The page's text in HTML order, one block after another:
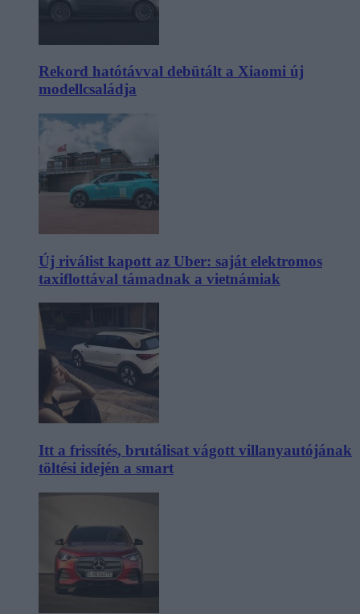
Rekord hatótávval debütált a Xiaomi új
modellcsaládja
Új riválist kapott az Uber: saját elektromos
taxiflottával támadnak a vietnámiak
Itt a frissítés, brutálisat vágott villanyautójának
töltési idején a smart